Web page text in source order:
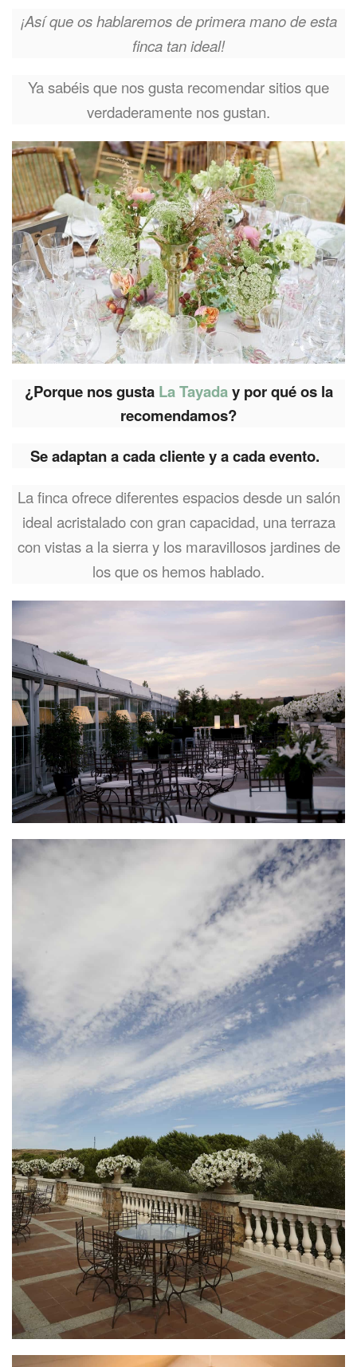
¡Así que os hablaremos de primera mano de esta
finca tan ideal!
Ya sabéis que nos gusta recomendar sitios que
verdaderamente nos gustan.
¿Porque nos gusta La Tayaday por qué os la
recomendamos?
Se adaptan a cada cliente y a cada evento.
La finca ofrece diferentes espacios desde un salón
ideal acristalado con gran capacidad, una terraza
con vistas a la sierra y los maravillosos jardines de
los que os hemos hablado.